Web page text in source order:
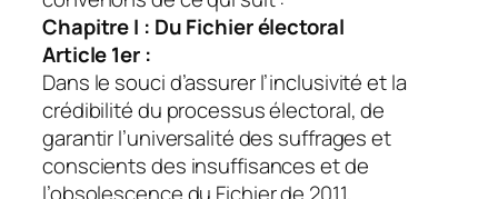
Chapitre I : Du Fichier électoral
Article 1er :
Dans le souci d’assurer l’inclusivité et la
crédibilité du processus électoral, de
garantir l’universalité des suffrages et
conscients des insuffisances et de
l’obsolescence du Fichier de 2011,